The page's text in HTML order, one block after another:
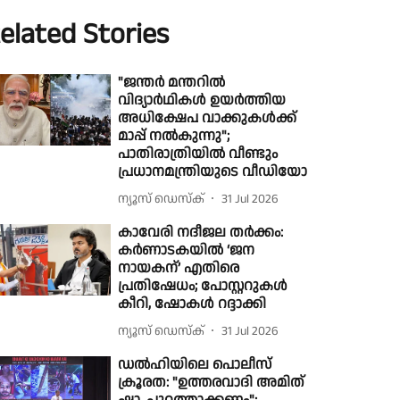
Stories
"ജന്തർ മന്തറിൽ
വിദ്യാർഥികൾ ഉയർത്തിയ
അധിക്ഷേപ വാക്കുകൾക്ക്
മാപ്പ് നൽകുന്നു";
പാതിരാത്രിയിൽ വീണ്ടും
പ്രധാനമന്ത്രിയുടെ വീഡിയോ
ന്യൂസ് ഡെസ്ക് 31 Jul 2026
കാവേരി നദീജല തർക്കം:
കർണാടകയിൽ ‘ജന
നായകന്’ എതിരെ
പ്രതിഷേധം; പോസ്റ്ററുകൾ
കീറി, ഷോകൾ റദ്ദാക്കി
ന്യൂസ് ഡെസ്ക് 31 Jul 2026
ഡല്‍ഹിയിലെ പൊലീസ്
ക്രൂരത: "ഉത്തരവാദി അമിത്